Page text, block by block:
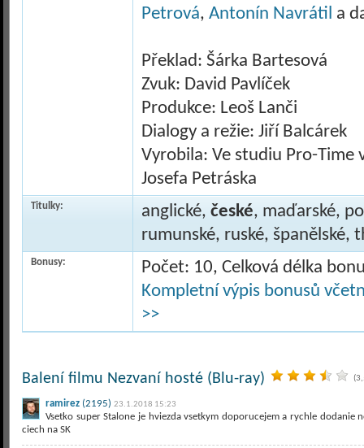
Petrová, Antonín Navrátil a
Překlad: Šárka Bartesová
Zvuk: David Pavlíček
Produkce: Leoš Lanči
Dialogy a režie: Jiří Balcárek
Vyrobila: Ve studiu Pro-Time
Josefa Petráska
Titulky: anglické, české, maďarské,
rumunské, ruské, španělské,
Bonusy:
Počet: 10, Celková délka
Kompletní výpis bonusů
>>
Balení filmu Nezvaní hosté (Blu-ray)
ramirez (2195) 23.1.2018 15:23
Vsetko super Stalone je hviezda vsetkym doporucejem a rychle dodanie
ciech na SK